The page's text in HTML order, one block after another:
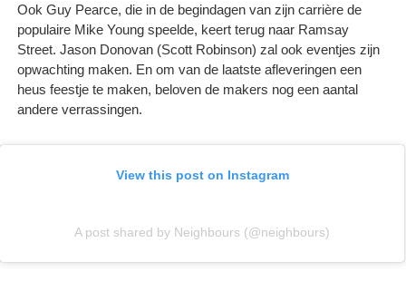
Ook Guy Pearce, die in de begindagen van zijn carrière de
populaire Mike Young speelde, keert terug naar Ramsay
Street. Jason Donovan (Scott Robinson) zal ook eventjes zijn
opwachting maken. En om van de laatste afleveringen een
heus feestje te maken, beloven de makers nog een aantal
andere verrassingen.
View this post on Instagram
A post shared by Neighbours (@neighbours)